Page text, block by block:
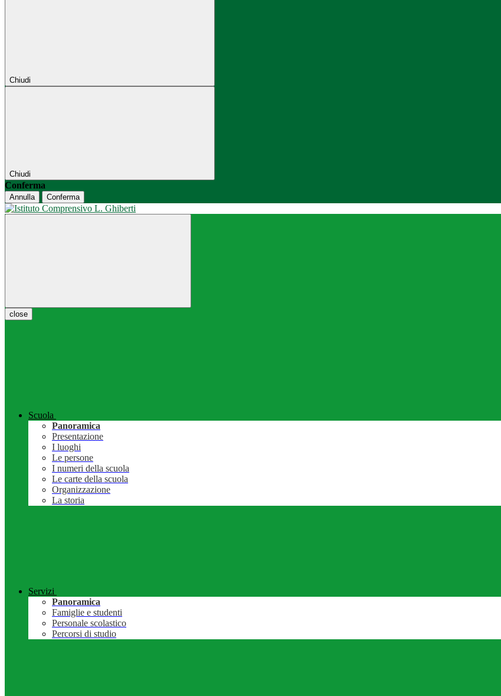
Chiudi
Chiudi
Conferma
Annulla Conferma
close
Scuola
Panoramica
Presentazione
I luoghi
Le persone
I numeri della scuola
Le carte della scuola
Organizzazione
La storia
Servizi
Panoramica
Famiglie e studenti
Personale scolastico
Percorsi di studio